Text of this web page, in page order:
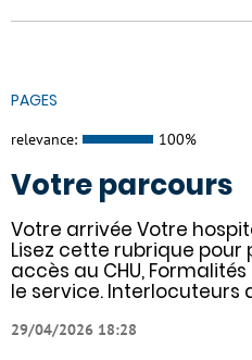
PAGES
relevance: 100%
Votre parcours
Votre arrivée Votre
Lisez cette rubrique pour
accès au CHU,
le service. Interlocuteurs
29/04/2026 18:28